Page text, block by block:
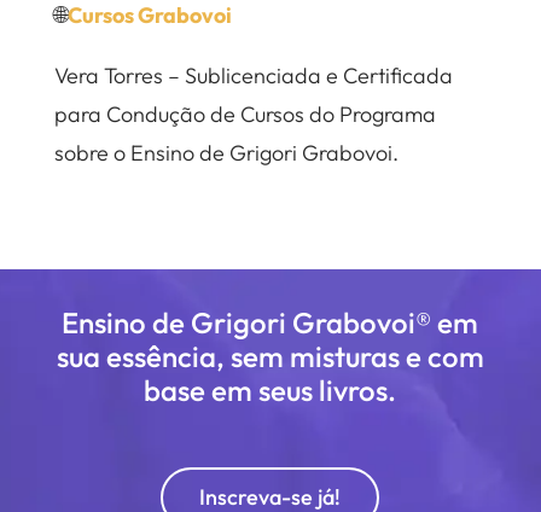
🌐Cursos Grabovoi
Vera Torres – Sublicenciada e Certificada
para Condução de Cursos do Programa
sobre o Ensino de Grigori Grabovoi.
Ensino de Grigori Grabovoi® em
sua essência, sem misturas e com
base em seus livros.
Inscreva-se já!